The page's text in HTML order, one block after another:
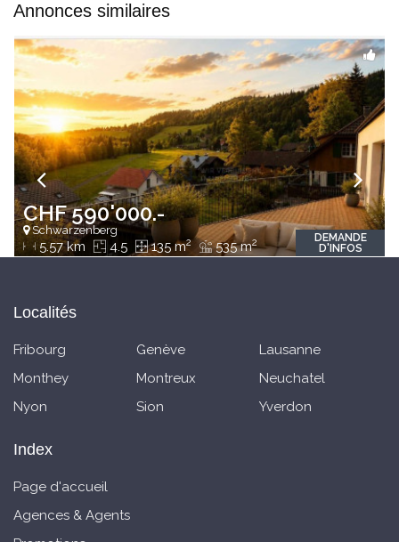
Annonces similaires
CHF 590'000.-
Schwarzenberg
5.57 km 4.5 135 m2 535 m2
DEMANDE
D'INFOS
Localités
Fribourg Genève
Lausanne
Monthey
Montreux
Neuchatel
Nyon
Sion Yverdon
Index
Page d'accueil
Agences & Agents